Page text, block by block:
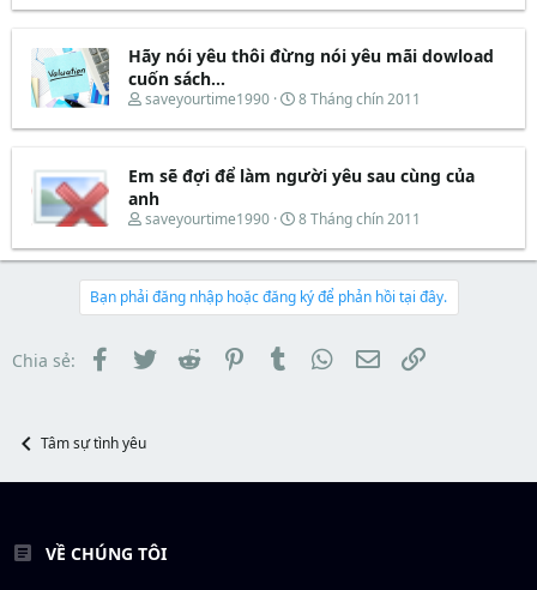
r
e
u
e
d
s
t
a
r
e
r
y
ắ
đ
ầ
u
Hãy nói yêu thôi đừng nói yêu mãi dowload
cuốn sách...
T
r
a
d
s
a
t
e
saveyourtime1990
N
à
b
t
ầ
8 Tháng chín 2011
Em sẽ đợi để làm người yêu sau cùng của
anh
T
r
a
d
t
a
r
saveyourtime1990
N
à
b
ắ
8 Tháng chín 2011
Bạn phải đăng nhập hoặc đăng ký để phản hồi tại đây.
Chia sẻ: Facebook
TwitterReddit PinterestTumblr WhatsApp
EmailLink
Tâm sự tình yêu
VỀ CHÚNG TÔI